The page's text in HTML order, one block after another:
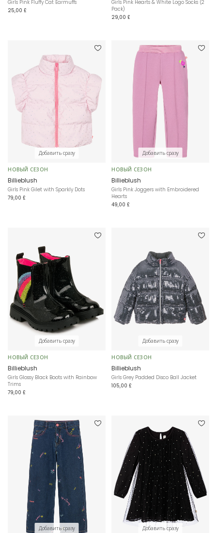
Girls Pink Fluffy Cat Earmuffs
25,00 £
Girls Pink Hearts & White Logo Socks (2
Pack)
29,00 £
Добавить сразу
НОВЫЙ СЕЗОН
Billieblush
Girls Pink Gilet with Sparkly Dots
79,00 £
Добавить сразу
НОВЫЙ СЕЗОН
Billieblush
Girls Pink Joggers with Embroidered
Hearts
49,00 £
Добавить сразу
НОВЫЙ СЕЗОН
Billieblush
Girls Glossy Black Boots with Rainbow
Trims
79,00 £
Добавить сразу
НОВЫЙ СЕЗОН
Billieblush
Girls Grey Padded Disco Ball Jacket
105,00 £
Добавить сразу Добавить сразу